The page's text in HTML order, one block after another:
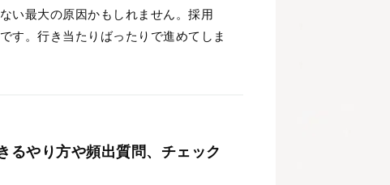
い最大の原因かもしれません。採用
す。行き当たりばったりで進めてしま
るやり方や頻出質問、チェック